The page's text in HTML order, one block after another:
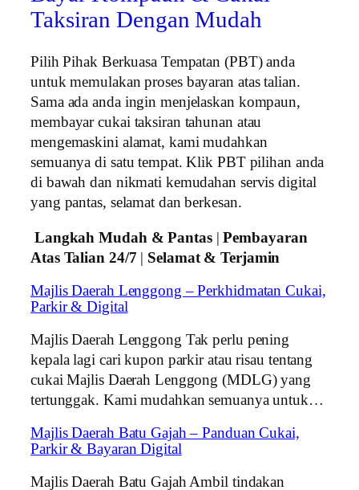
Taksiran Dengan Mudah
Pilih Pihak Berkuasa Tempatan (PBT) anda
untuk memulakan proses bayaran atas talian.
Sama ada anda ingin menjelaskan kompaun,
membayar cukai taksiran tahunan atau
mengemaskini alamat, kami mudahkan
semuanya di satu tempat. Klik PBT pilihan anda
di bawah dan nikmati kemudahan servis digital
yang pantas, selamat dan berkesan.
Langkah Mudah & Pantas|Pembayaran
Atas Talian 24/7 | Selamat & Terjamin
Majlis Daerah Lenggong – Perkhidmatan Cukai,
Parkir & Digital
Majlis Daerah Lenggong Tak perlu pening
kepala lagi cari kupon parkir atau risau tentang
cukai Majlis Daerah Lenggong (MDLG) yang
tertunggak. Kami mudahkan semuanya untuk…
Majlis Daerah Batu Gajah – Panduan Cukai,
Parkir & Bayaran Digital
Majlis Daerah Batu Gajah Ambil tindakan